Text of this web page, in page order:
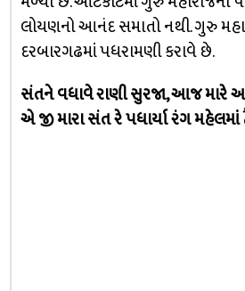
લોયણનો આનંદ સમાતો નથી. ગુરુ
દરબારગઢમાં પધરામણી કરાવે છે.
સંતને વધાવે રાણી સુરજા, આજ
એ જી મારા સંત રે પધાર્યા રંગ